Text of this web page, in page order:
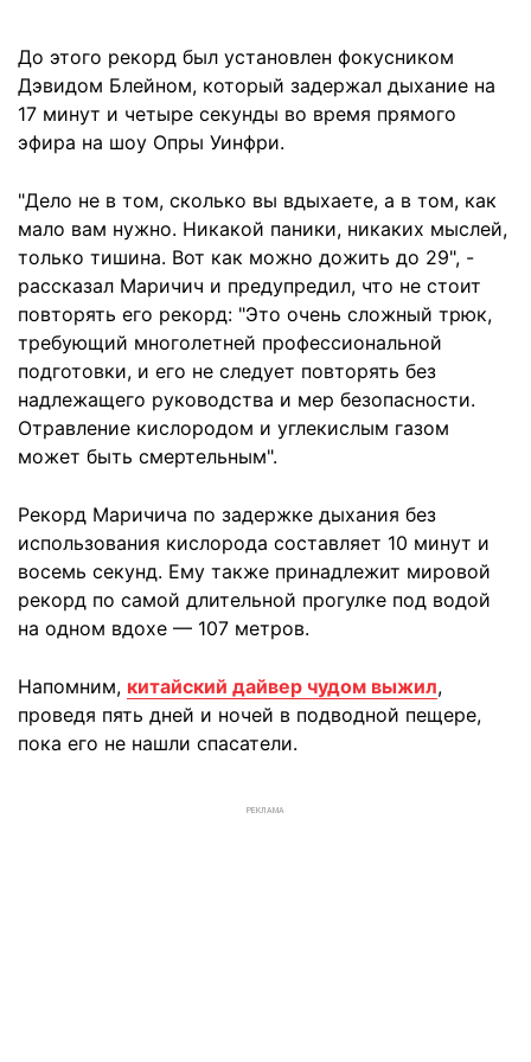
До этого рекорд был установлен фокусником
Дэвидом Блейном, который задержал дыхание на
17 минут и четыре секунды во время прямого
эфира на шоу Опры Уинфри.
"Дело не в том, сколько вы вдыхаете, а в том, как
мало вам нужно. Никакой паники, никаких мыслей,
только тишина. Вот как можно дожить до 29", -
рассказал Маричич и предупредил, что не стоит
повторять его рекорд: "Это очень сложный трюк,
требующий многолетней профессиональной
подготовки, и его не следует повторять без
надлежащего руководства и мер безопасности.
Отравление кислородом и углекислым газом
может быть смертельным".
Рекорд Маричича по задержке дыхания без
использования кислорода составляет 10 минут и
восемь секунд. Ему также принадлежит мировой
рекорд по самой длительной прогулке под водой
на одном вдохе — 107 метров.
Напомним, китайский дайвер чудом выжил,
проведя пять дней и ночей в подводной пещере,
пока его не нашли спасатели.
РЕКЛАМА